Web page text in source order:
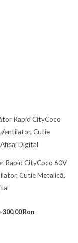
Rapid CityCoco 60V
Cutie Metalică,
Prețul
inițial
a
fost:
350,00 Ron.
300,00 Ron
Prețul
curent
este:
300,00 Ron.